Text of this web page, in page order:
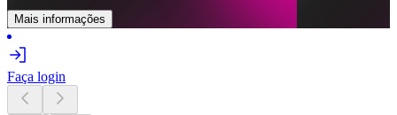
Mais informações
Faça login